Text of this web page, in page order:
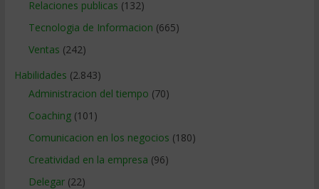
Relaciones publicas (132)
Tecnologia de Informacion (665)
Ventas (242)
Habilidades (2.843)
Administracion del tiempo (70)
Coaching(101)
Comunicacion en los negocios (180)
Creatividad en la empresa (96)
Delegar(22)